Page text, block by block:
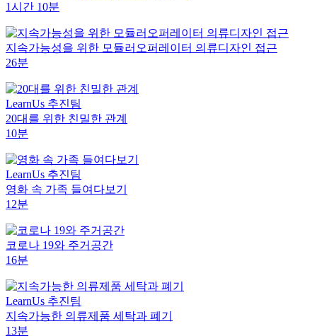
1시간 10분
지속가능성을 위한 모듈러오퍼레이터 의류디자인 접근
26분
LearnUs 추진팀
20대를 위한 친밀한 관계
10분
LearnUs 추진팀
영화 속 가족 들여다보기
12분
코로나 19와 주거공간
16분
LearnUs 추진팀
지속가능한 의류제품 세탁과 폐기
13분